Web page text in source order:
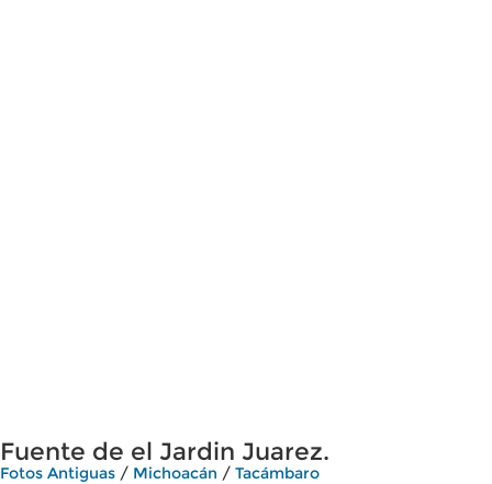
Fuente de el Jardin Juarez.
Fotos Antiguas / Michoacán / Tacámbaro